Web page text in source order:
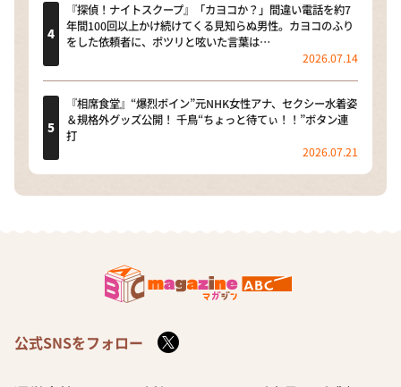
『探偵！ナイトスクープ』「カヨコか？」間違い電話を約7
年間100回以上かけ続けてくる見知らぬ男性。カヨコのふり
をした依頼者に、ポツリと呟いた言葉は…
2026.07.14
『相席食堂』“爆烈ボイン”元NHK女性アナ、セクシー水着姿
＆規格外グッズ公開！ 千鳥“ちょっと待てぃ！！”ボタン連
打
2026.07.21
公式SNSをフォロー